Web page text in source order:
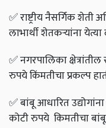
✅राष्ट्रीय नैसर्गिक शेती
लाभार्थी शेतकऱ्यांना
✅नगरपालिका
रुपये किंमतीचा प्रकल्प
✅बांबू आधारित
कोटी रुपये किमतीचा